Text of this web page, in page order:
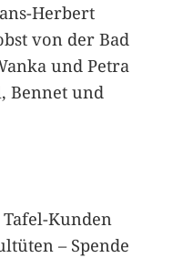
Herbert
von der Bad
und Petra
Bennet und
Kunden
– Spende